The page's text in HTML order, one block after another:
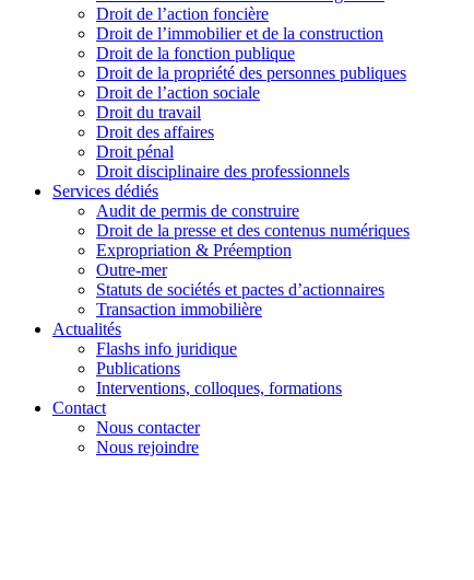
Droit de l’action foncière
Droit de l’immobilier et de la construction
Droit de la fonction publique
Droit de la propriété des personnes publiques
Droit de l’action sociale
Droit du travail
Droit des affaires
Droit pénal
Droit disciplinaire des professionnels
Services dédiés
Audit de permis de construire
Droit de la presse et des contenus numériques
Expropriation & Préemption
Outre-mer
Statuts de sociétés et pactes d’actionnaires
Transaction immobilière
Actualités
Flashs info juridique
Publications
Interventions, colloques, formations
Contact
Nous contacter
Nous rejoindre